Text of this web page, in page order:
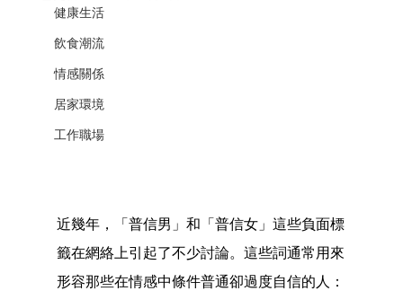
健康生活
飲食潮流
情感關係
居家環境
工作職場
近幾年，「普信男」和「普信女」這些負面標
籤在網絡上引起了不少討論。這些詞通常用來
形容那些在情感中條件普通卻過度自信的人：